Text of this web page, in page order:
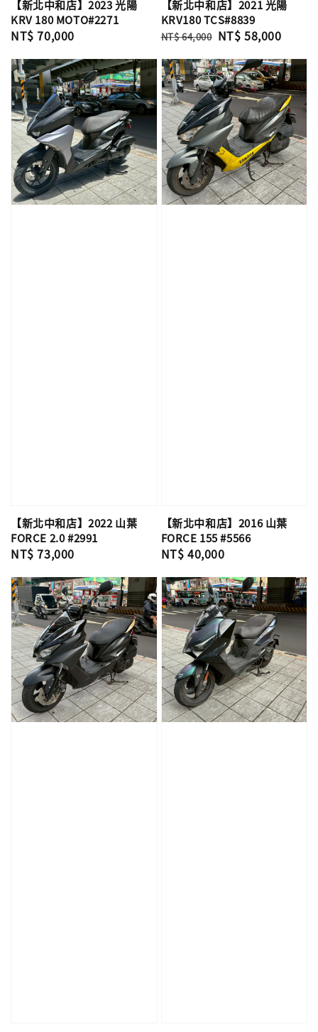
【新北中和店】2023 光陽
KRV 180 MOTO#2271
Regular
NT$ 70,000
【新北中和店】2021 光陽
KRV180 TCS#8839
Regular
NT$ 64,000 Sale
NT$ 58,000
【新北中和店】2022 山葉
FORCE 2.0 #2991
Regular
NT$ 73,000
【新北中和店】2016 山葉
FORCE 155 #5566
Regular
NT$ 40,000